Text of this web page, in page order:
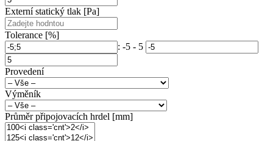
Externí statický tlak [Pa]
Tolerance [%]
: -5 - 5
Provedení
Výměník
Průměr připojovacích hrdel [mm]